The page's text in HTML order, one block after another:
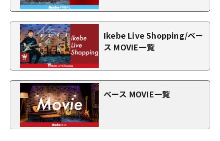
Ikebe Live Shopping/ベー
ス MOVIE一覧
ベース MOVIE一覧